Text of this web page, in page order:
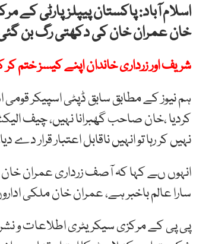
اسلام آباد: پاکستان پیپلزپارٹی
خان عمران خان کی دکھتی رگ بن گئی
شریف اور زرداری خاندان اپنے کیسز ختم
ہم نیوز کے مطابق سابق ڈپٹی اسپیکر
کردیا ،خان صاحب گھبرانا نہیں، چیف
نہیں کر رہا تو انہیں ناقابل اعتبار قرار دے
انہوں ںے کہا کہ آصف زرداری عمران
سارا عالم باخبر ہے، عمران خان ملکی
پی پی کے مرکزی سیکریٹری اطلاعات و